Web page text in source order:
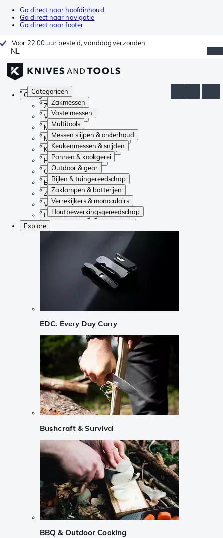
Ga direct naar hoofdinhoud
Ga direct naar navigatie
Ga direct naar footer
Voor 22.00 uur besteld, vandaag verzonden
NL
Categorieën
Zakmessen
Vaste messen
Multitools
Messen slijpen & onderhoud
Keukenmessen & snijden
Pannen & kookgerei
Outdoor & gear
Bijlen & tuingereedschap
Zaklampen & batterijen
Verrekijkers & monoculairs
Houtbewerkingsgereedschap
Categorieën
Zakmessen
Vaste messen
Multitools
Messen slijpen & onderhoud
Keukenmessen & snijden
Pannen & kookgerei
Outdoor & gear
Bijlen & tuingereedschap
Zaklampen & batterijen
Verrekijkers & monoculairs
Houtbewerkingsgereedschap
Explore
EDC: Every Day Carry
Bushcraft & Survival
BBQ & Outdoor Cooking